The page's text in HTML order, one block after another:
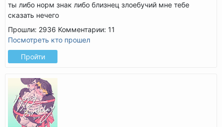
ты либо норм знак либо близнец злоебучий мне тебе
сказать нечего
Прошли: 2936 Комментарии: 11
Посмотреть кто прошел
Пройти